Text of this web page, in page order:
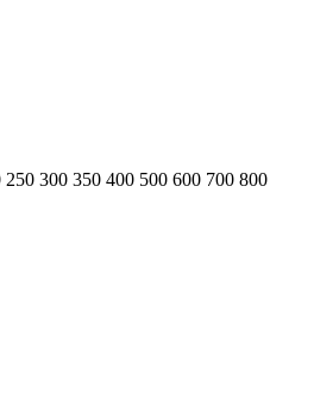
250 300 350 400 500 600 700 800